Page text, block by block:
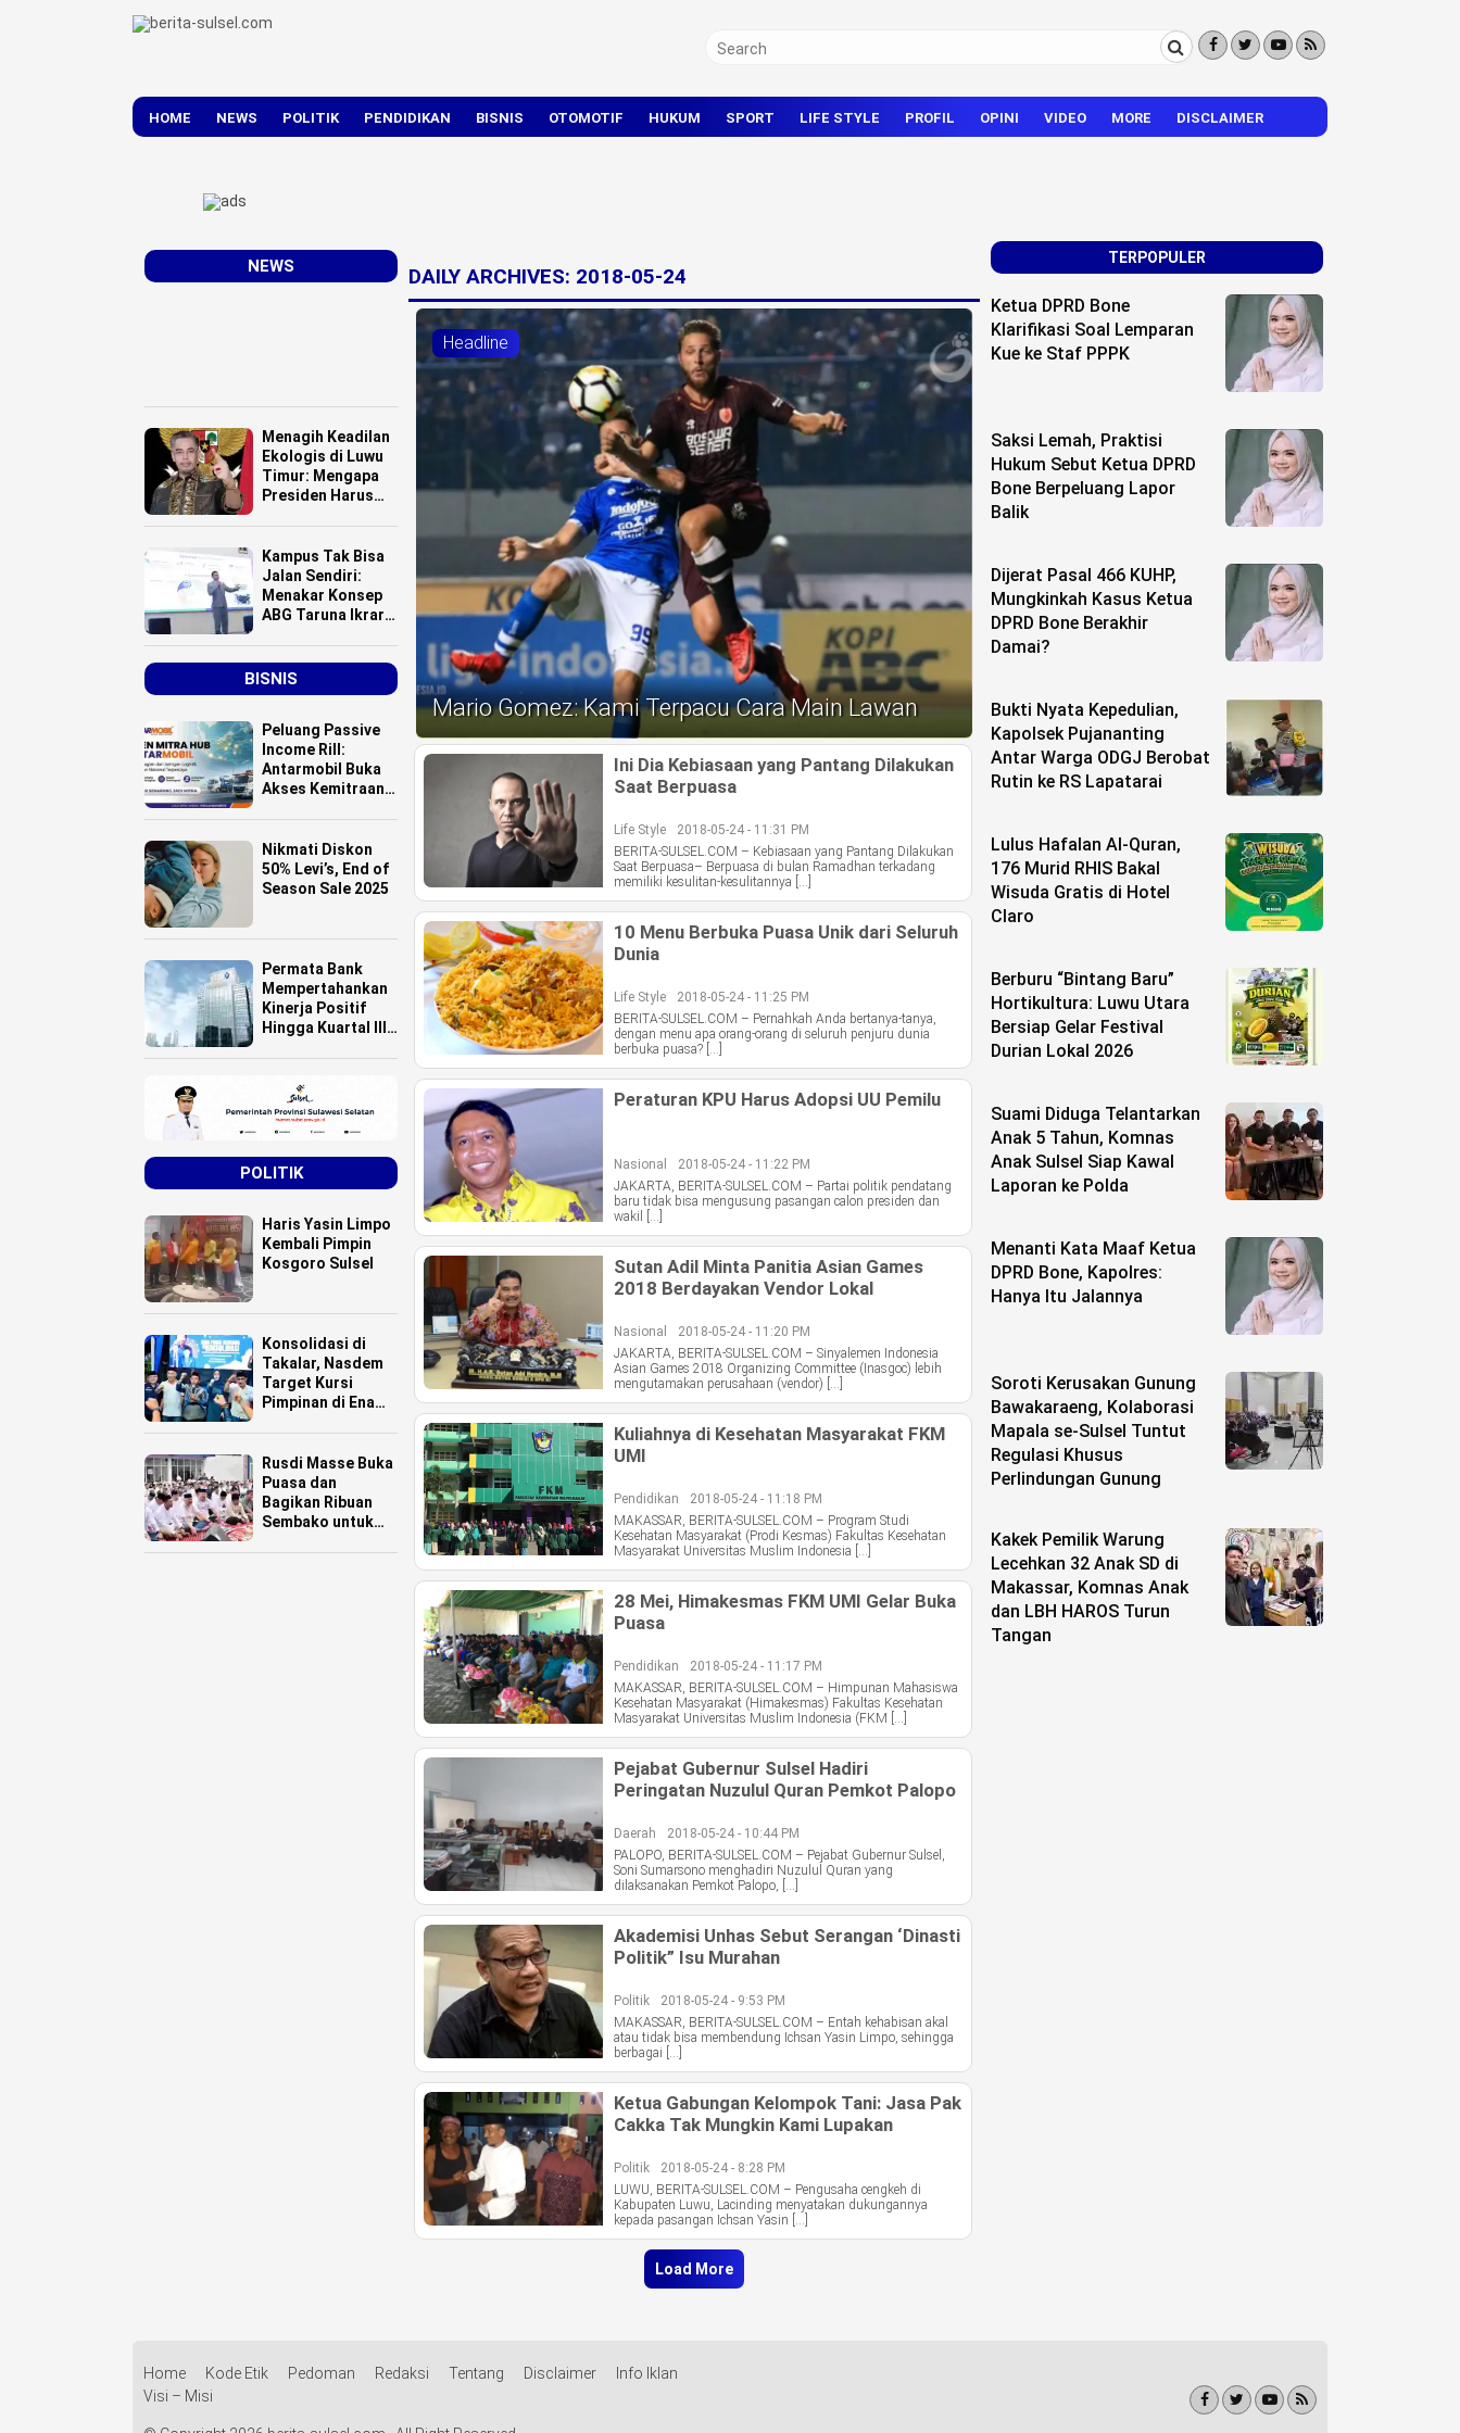
HOME NEWS POLITIK PENDIDIKAN BISNIS OTOMOTIF HUKUM SPORT LIFE STYLE PROFIL OPINI VIDEO MORE DISCLAIMER
NEWS
Menagih Keadilan
Ekologis di Luwu
Timur: Mengapa
Presiden Harus
Smelter HPAL?
Kampus Tak Bisa
Jalan Sendiri:
Menakar Konsep
ABG Taruna Ikrar
BISNIS
Peluang Passive
Income Rill:
Antarmobil Buka
Akses Kemitraan
Lahan se-
Indonesia
Nikmati Diskon
50% Levi’s, End of
Season Sale 2025
Permata Bank
Mempertahankan
Kinerja Positif
Hingga Kuartal III
POLITIK
Haris Yasin Limpo
Kembali Pimpin
Kosgoro Sulsel
Konsolidasi di
Takalar, Nasdem
Target Kursi
Pimpinan di Enam
Rusdi Masse Buka
Puasa dan
Bagikan Ribuan
Sembako untuk
DAILY ARCHIVES: 2018-05-24
Headline
Mario Gomez: Kami Terpacu Cara Main Lawan
Ini Dia Kebiasaan yang Pantang Dilakukan
Saat Berpuasa
Life Style
2018-05-24 - 11:31 PM
BERITA-SULSEL.COM – Kebiasaan yang Pantang Dilakukan
Saat Berpuasa– Berpuasa di bulan Ramadhan terkadang
memiliki kesulitan-kesulitannya […]
10 Menu Berbuka Puasa Unik dari Seluruh
Dunia
Life Style
2018-05-24 - 11:25 PM
BERITA-SULSEL.COM – Pernahkah Anda bertanya-tanya,
dengan menu apa orang-orang di seluruh penjuru dunia
berbuka puasa? […]
Peraturan KPU Harus Adopsi UU Pemilu
Nasional
2018-05-24 - 11:22 PM
JAKARTA, BERITA-SULSEL.COM – Partai politik pendatang
baru tidak bisa mengusung pasangan calon presiden dan
wakil […]
Sutan Adil Minta Panitia Asian Games
2018 Berdayakan Vendor Lokal
Nasional
2018-05-24 - 11:20 PM
JAKARTA, BERITA-SULSEL.COM – Sinyalemen Indonesia
Asian Games 2018 Organizing Committee (Inasgoc) lebih
mengutamakan perusahaan (vendor) […]
Kuliahnya di Kesehatan Masyarakat FKM
UMI
Pendidikan
2018-05-24 - 11:18 PM
MAKASSAR, BERITA-SULSEL.COM – Program Studi
Kesehatan Masyarakat (Prodi Kesmas) Fakultas Kesehatan
Masyarakat Universitas Muslim Indonesia […]
28 Mei, Himakesmas FKM UMI Gelar Buka
Puasa
Pendidikan
2018-05-24 - 11:17 PM
MAKASSAR, BERITA-SULSEL.COM – Himpunan Mahasiswa
Kesehatan Masyarakat (Himakesmas) Fakultas Kesehatan
Masyarakat Universitas Muslim Indonesia (FKM […]
Pejabat Gubernur Sulsel Hadiri
Peringatan Nuzulul Quran Pemkot Palopo
Daerah
2018-05-24 - 10:44 PM
PALOPO, BERITA-SULSEL.COM – Pejabat Gubernur Sulsel,
Soni Sumarsono menghadiri Nuzulul Quran yang
dilaksanakan Pemkot Palopo, […]
Akademisi Unhas Sebut Serangan ‘Dinasti
Politik” Isu Murahan
Politik
2018-05-24 - 9:53 PM
MAKASSAR, BERITA-SULSEL.COM – Entah kehabisan akal
atau tidak bisa membendung Ichsan Yasin Limpo, sehingga
berbagai […]
Ketua Gabungan Kelompok Tani: Jasa Pak
Cakka Tak Mungkin Kami Lupakan
Politik
2018-05-24 - 8:28 PM
LUWU, BERITA-SULSEL.COM – Pengusaha cengkeh di
Kabupaten Luwu, Lacinding menyatakan dukungannya
kepada pasangan Ichsan Yasin […]
Load More
TERPOPULER
Ketua DPRD Bone
Klarifikasi Soal Lemparan
Kue ke Staf PPPK
Saksi Lemah, Praktisi
Hukum Sebut Ketua DPRD
Bone Berpeluang Lapor
Balik
Dijerat Pasal 466 KUHP,
Mungkinkah Kasus Ketua
DPRD Bone Berakhir
Damai?
Bukti Nyata Kepedulian,
Kapolsek Pujananting
Antar Warga ODGJ Berobat
Rutin ke RS Lapatarai
Lulus Hafalan Al-Quran,
176 Murid RHIS Bakal
Wisuda Gratis di Hotel
Claro
Berburu “Bintang Baru”
Hortikultura: Luwu Utara
Bersiap Gelar Festival
Durian Lokal 2026
Suami Diduga Telantarkan
Anak 5 Tahun, Komnas
Anak Sulsel Siap Kawal
Laporan ke Polda
Menanti Kata Maaf Ketua
DPRD Bone, Kapolres:
Hanya Itu Jalannya
Soroti Kerusakan Gunung
Bawakaraeng, Kolaborasi
Mapala se-Sulsel Tuntut
Regulasi Khusus
Perlindungan Gunung
Kakek Pemilik Warung
Lecehkan 32 Anak SD di
Makassar, Komnas Anak
dan LBH HAROS Turun
Tangan
Home Kode Etik Pedoman Redaksi Tentang Disclaimer
Info Iklan
Visi – Misi